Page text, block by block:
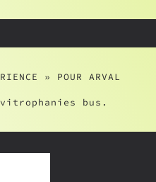
» POUR ARVAL
bus.